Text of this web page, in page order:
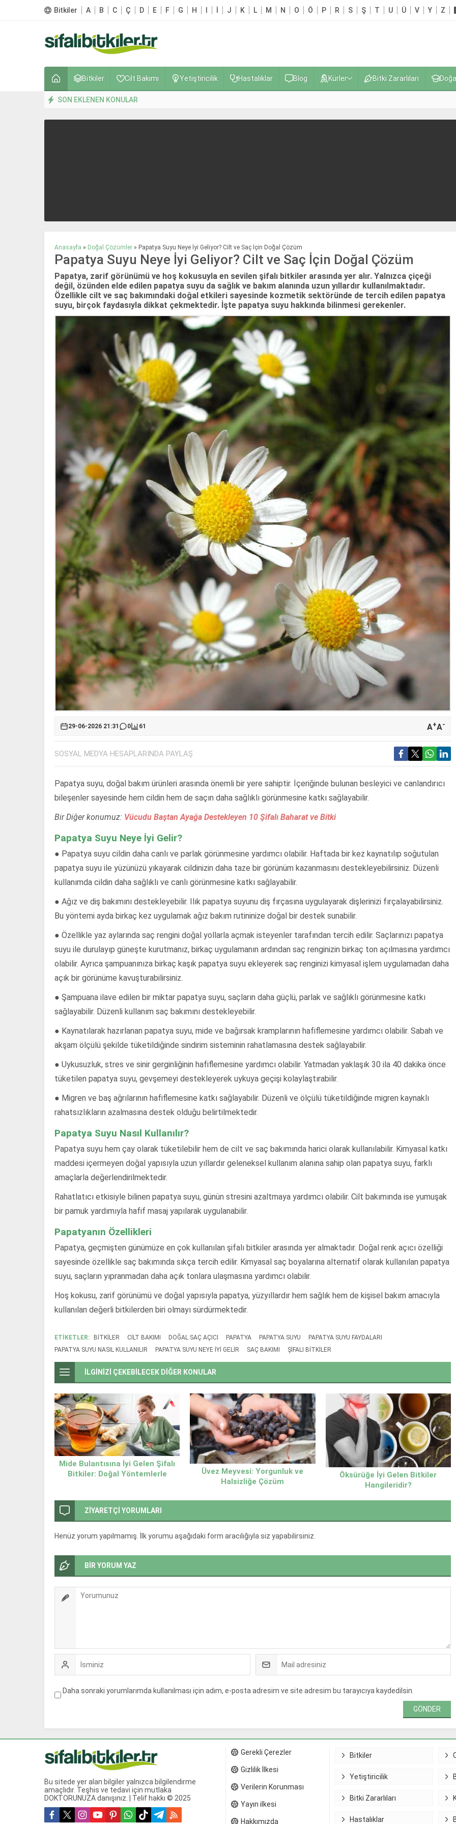
Bitkiler A B C Ç D E F G H J K L M N O Ö P R S Ş T U Ü V Y Z
Bitkiler Cilt Bakımı Yetiştiricilik Hastalıklar Blog Kürler Bitki Zararlıları
SON EKLENEN KONULAR
Anasayfa » Doğal Çözümler » Papatya Suyu Neye İyi Geliyor? Cilt ve Saç İçin Doğal Çözüm
Papatya Suyu Neye İyi Geliyor? Cilt ve Saç İçin Doğal Çözüm
Papatya, zarif görünümü ve hoş kokusuyla en sevilen şifalı bitkiler arasında yer alır. Yalnızca çiçeği
değil, özünden elde edilen papatya suyu da sağlık ve bakım alanında uzun yıllardır kullanılmaktadır.
Özellikle cilt ve saç bakımındaki doğal etkileri sayesinde kozmetik sektöründe de tercih edilen papatya
suyu, birçok faydasıyla dikkat çekmektedir. İşte papatya suyu hakkında bilinmesi gerekenler.
29-06-2026 21:31 0 61 A+A-
SOSYAL MEDYA HESAPLARINDA PAYLAŞ
Papatya suyu, doğal bakım ürünleri arasında önemli bir yere sahiptir. İçeriğinde bulunan besleyici ve canlandırıcı
bileşenler sayesinde hem cildin hem de saçın daha sağlıklı görünmesine katkı sağlayabilir.
Bir Diğer konumuz: Vücudu Baştan Ayağa Destekleyen 10 Şifalı Baharat ve Bitki
Papatya Suyu Neye İyi Gelir?
● Papatya suyu cildin daha canlı ve parlak görünmesine yardımcı olabilir. Haftada bir kez kaynatılıp soğutulan
papatya suyu ile yüzünüzü yıkayarak cildinizin daha taze bir görünüm kazanmasını destekleyebilirsiniz. Düzenli
kullanımda cildin daha sağlıklı ve canlı görünmesine katkı sağlayabilir.
● Ağız ve diş bakımını destekleyebilir. Ilık papatya suyunu diş fırçasına uygulayarak dişlerinizi fırçalayabilirsiniz.
Bu yöntemi ayda birkaç kez uygulamak ağız bakım rutininize doğal bir destek sunabilir.
● Özellikle yaz aylarında saç rengini doğal yollarla açmak isteyenler tarafından tercih edilir. Saçlarınızı papatya
suyu ile durulayıp güneşte kurutmanız, birkaç uygulamanın ardından saç renginizin birkaç ton açılmasına yardımcı
olabilir. Ayrıca şampuanınıza birkaç kaşık papatya suyu ekleyerek saç renginizi kimyasal işlem uygulamadan daha
açık bir görünüme kavuşturabilirsiniz.
● Şampuana ilave edilen bir miktar papatya suyu, saçların daha güçlü, parlak ve sağlıklı görünmesine katkı
sağlayabilir. Düzenli kullanım saç bakımını destekleyebilir.
● Kaynatılarak hazırlanan papatya suyu, mide ve bağırsak kramplarının hafiflemesine yardımcı olabilir. Sabah ve
akşam ölçülü şekilde tüketildiğinde sindirim sisteminin rahatlamasına destek sağlayabilir.
● Uykusuzluk, stres ve sinir gerginliğinin hafiflemesine yardımcı olabilir. Yatmadan yaklaşık 30 ila 40 dakika önce
tüketilen papatya suyu, gevşemeyi destekleyerek uykuya geçişi kolaylaştırabilir.
● Migren ve baş ağrılarının hafiflemesine katkı sağlayabilir. Düzenli ve ölçülü tüketildiğinde migren kaynaklı
rahatsızlıkların azalmasına destek olduğu belirtilmektedir.
Papatya Suyu Nasıl Kullanılır?
Papatya suyu hem çay olarak tüketilebilir hem de cilt ve saç bakımında harici olarak kullanılabilir. Kimyasal katkı
maddesi içermeyen doğal yapısıyla uzun yıllardır geleneksel kullanım alanına sahip olan papatya suyu, farklı
amaçlarla değerlendirilmektedir.
Rahatlatıcı etkisiyle bilinen papatya suyu, günün stresini azaltmaya yardımcı olabilir. Cilt bakımında ise yumuşak
bir pamuk yardımıyla hafif masaj yapılarak uygulanabilir.
Papatyanın Özellikleri
Papatya, geçmişten günümüze en çok kullanılan şifalı bitkiler arasında yer almaktadır. Doğal renk açıcı özelliği
sayesinde özellikle saç bakımında sıkça tercih edilir. Kimyasal saç boyalarına alternatif olarak kullanılan papatya
suyu, saçların yıpranmadan daha açık tonlara ulaşmasına yardımcı olabilir.
Hoş kokusu, zarif görünümü ve doğal yapısıyla papatya, yüzyıllardır hem sağlık hem de kişisel bakım amacıyla
kullanılan değerli bitkilerden biri olmayı sürdürmektedir.
ETİKETLER: BITKILER CILT BAKIMI DOĞAL SAÇ AÇICI PAPATYA PAPATYA SUYU
PAPATYA SUYU FAYDALARI
PAPATYA SUYU NASIL KULLANILIR
PAPATYA SUYU NEYE IYI GELIR SAÇ BAKIMI ŞIFALI BITKILER
İLGİNİZİ ÇEKEBİLECEK DİĞER KONULAR
Mide Bulantısına İyi Gelen Şifalı
Bitkiler: Doğal Yöntemlerle
Üvez Meyvesi: Yorgunluk ve
Halsizliğe Çözüm
Öksürüğe İyi Gelen Bitkiler
Hangileridir?
ZİYARETÇİ YORUMLARI
Henüz yorum yapılmamış. İlk yorumu aşağıdaki form aracılığıyla siz yapabilirsiniz.
BİR YORUM YAZ
Daha sonraki yorumlarımda kullanılması için adım, e-posta adresim ve site adresim bu tarayıcıya kaydedilsin.
Bu sitede yer alan bilgiler yalnızca bilgilendirme
amaçlıdır. Teşhis ve tedavi için mutlaka
DOKTORUNUZA danışınız. | Telif hakkı © 2025
Gerekli Çerezler
Gizlilik İlkesi
Verilerin Korunması
Yayın ilkesi
Hakkımızda
Bitkiler
Yetiştiricilik
Bitki Zararlıları
Hastalıklar